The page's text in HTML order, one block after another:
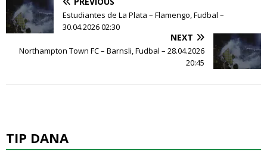
Estudiantes de La Plata – Flamengo, Fudbal –
30.04.2026 02:30
NEXT
Northampton Town FC – Barnsli, Fudbal – 28.04.2026
20:45
TIP DANA